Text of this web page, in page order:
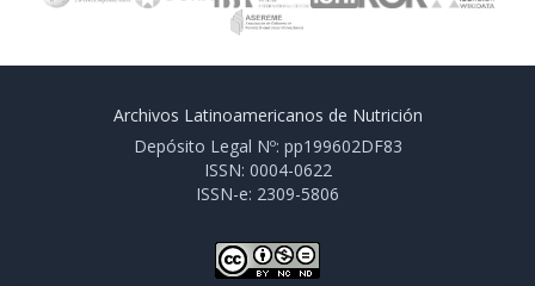
Archivos Latinoamericanos de Nutrición
Depósito Legal Nº: pp199602DF83
ISSN: 0004-0622
ISSN-e: 2309-5806